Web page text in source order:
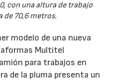
con una altura de trabajo
de 70,6 metros.
modelo de una nueva
Multitel
para trabajos en
de la pluma presenta un